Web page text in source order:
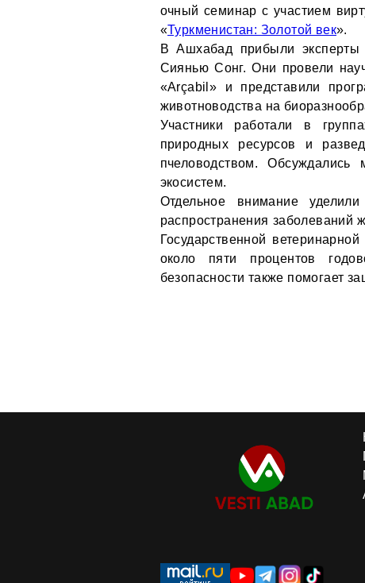
очный семинар с участием
«Туркменистан: Золотой век».
В Ашхабад прибыли
Сиянью Сонг. Они провели
«Arçabil» и представили
животноводства на
Участники работали в
природных ресурсов и
пчеловодством.
экосистем.
Отдельное внимание
распространения заболеваний
Государственной
около пяти процентов
безопасности также помогает